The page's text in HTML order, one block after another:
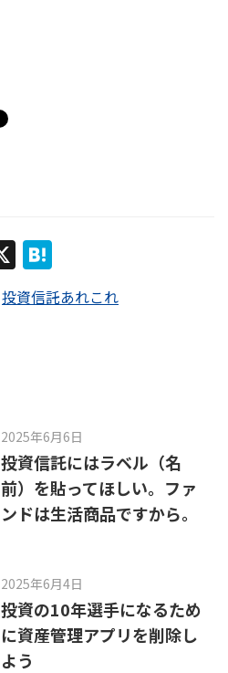
X
at
e
投資信託あれこれ
2025年6月6日
投資信託にはラベル（名
前）を貼ってほしい。ファ
ンドは生活商品ですから。
2025年6月4日
投資の10年選手になるため
に資産管理アプリを削除し
よう